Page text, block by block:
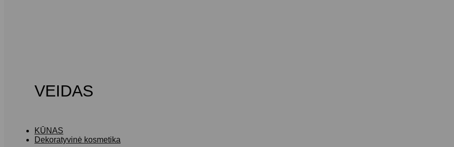
VEIDAS
KŪNAS
Dekoratyvinė kosmetika